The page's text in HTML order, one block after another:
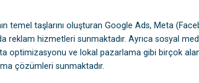
temel taşlarını oluşturan Google Ads, Meta
hizmetleri sunmaktadır. Ayrıca sosyal
optimizasyonu ve lokal pazarlama gibi birçok
çözümleri sunmaktadır.